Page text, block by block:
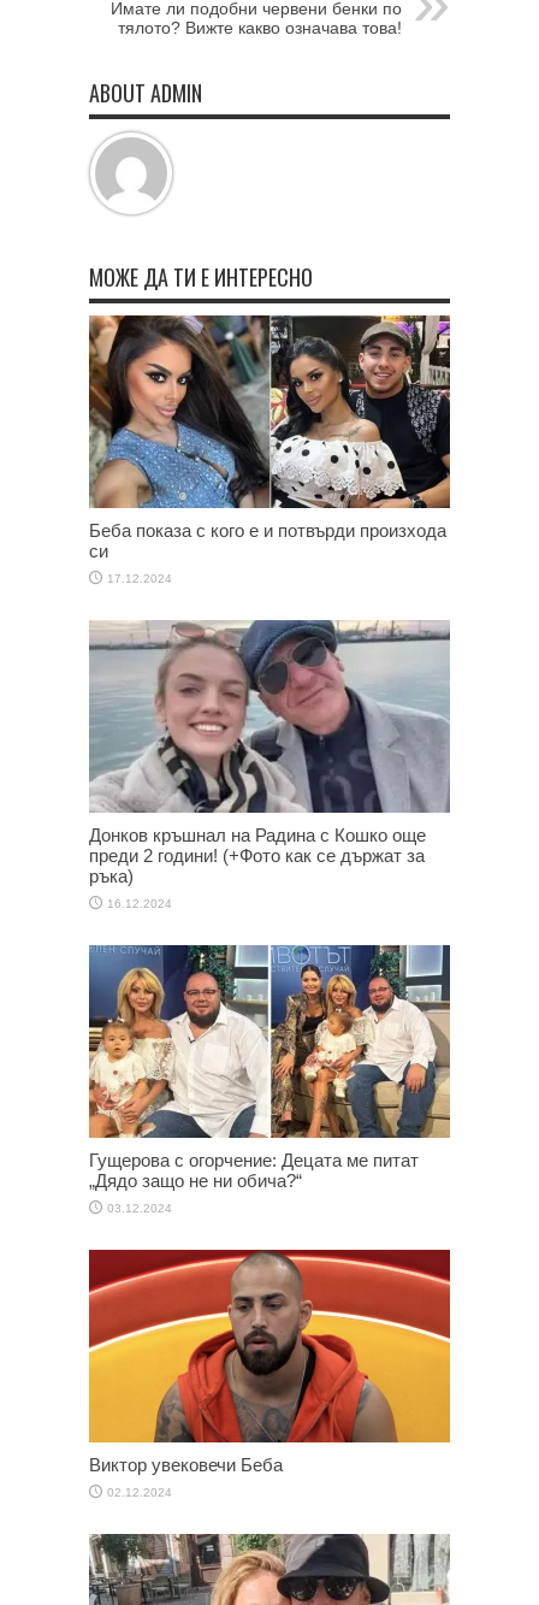
Имате ли подобни червени бенки по
тялото? Вижте какво означава това!
ABOUT ADMIN
МОЖЕ ДА ТИ Е ИНТЕРЕСНО
Беба показа с кого е и потвърди произхода
си
17.12.2024
Донков кръшнал на Радина с Кошко още
преди 2 години! (+Фото как се държат за
ръка)
16.12.2024
Гущерова с огорчение: Децата ме питат
„Дядо защо не ни обича?“
03.12.2024
Виктор увековечи Беба
02.12.2024